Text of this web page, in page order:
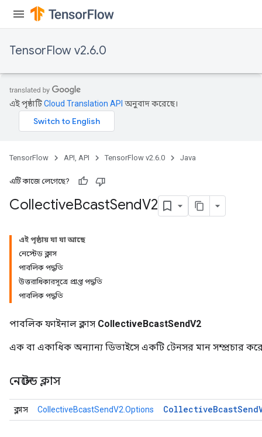
TensorFlow v2.6.0
এই পৃষ্ঠাটিCloud Translation API অনুবাদ করেছে।
TensorFlow API, API TensorFlow v2.6.0 Java
এটি কাজে লেগেছে?
CollectiveBcastSendV2
এই পৃষ্ঠায় যা যা আছে
নেস্টেড ক্লাস
পাবলিক পদ্ধতি
উত্তরাধিকারসূত্রে প্রাপ্ত পদ্ধতি
পাবলিক পদ্ধতি
পাবলিক ফাইনাল ক্লাস CollectiveBcastSendV2
এক বা একাধিক অন্যান্য ডিভাইসে একটি টেনসর মান সম্প্রচার
নেস্টেড ক্লাস
ক্লাস CollectiveBcastSendV2.Options CollectiveBcastSend